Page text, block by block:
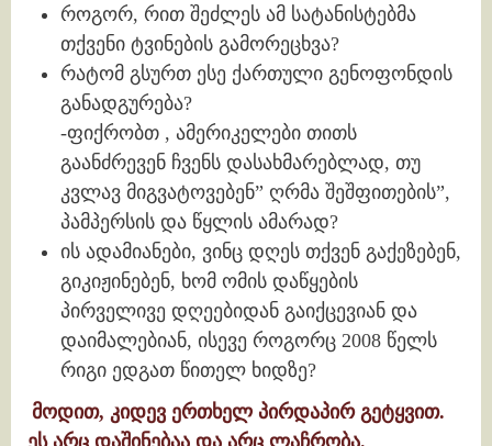
როგორ, რით შეძლეს ამ სატანისტებმა
თქვენი ტვინების გამორეცხვა?
რატომ გსურთ ესე ქართული გენოფონდის
განადგურება?
-ფიქრობთ , ამერიკელები თითს
გაანძრევენ ჩვენს დასახმარებლად, თუ
კვლავ მიგვატოვებენ” ღრმა შეშფითების”,
პამპერსის და წყლის ამარად?
ის ადამიანები, ვინც დღეს თქვენ გაქეზებენ,
გიკიჟინებენ, ხომ ომის დაწყების
პირველივე დღეებიდან გაიქცევიან და
დაიმალებიან, ისევე როგორც 2008 წელს
რიგი ედგათ წითელ ხიდზე?
მოდით, კიდევ ერთხელ პირდაპირ გეტყვით.
ეს არც დაშინებაა და არც ლაჩრობა.